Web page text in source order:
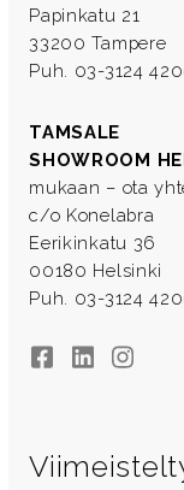
Papinkatu 21
33200 Tampere
Puh. 03-3124
TAMSALE
SHOWROOM
mukaan – ota
c/o Konelabra
Eerikinkatu 36
00180 Helsinki
Puh. 03-3124
FacebookLinkedIn